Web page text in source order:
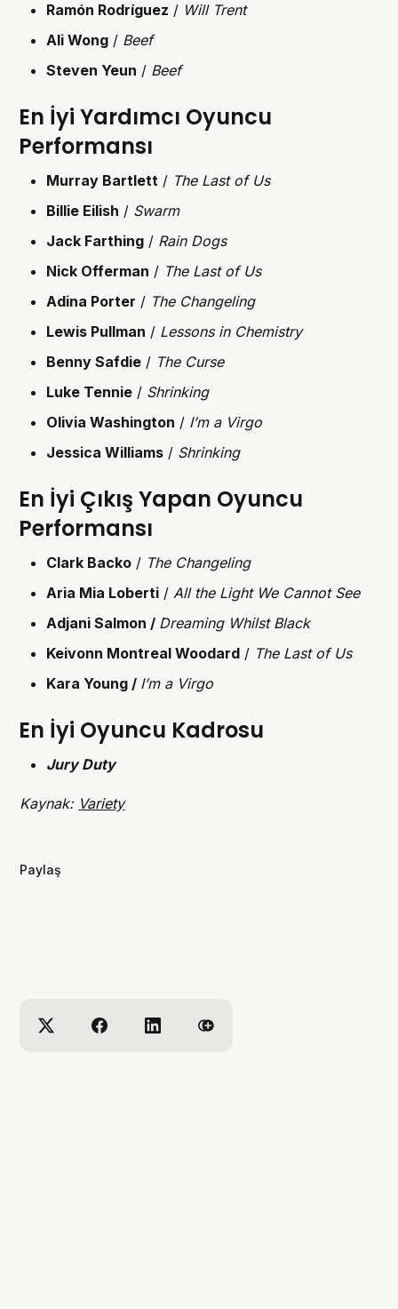
Ramón Rodríguez / Will Trent
Ali Wong / Beef
Steven Yeun / Beef
En İyi Yardımcı Oyuncu
Performansı
Murray Bartlett / The Last of Us
Billie Eilish / Swarm
Jack Farthing / Rain Dogs
Nick Offerman / The Last of Us
Adina Porter / The Changeling
Lewis Pullman / Lessons in Chemistry
Benny Safdie / The Curse
Luke Tennie / Shrinking
Olivia Washington / I’m a Virgo
Jessica Williams / Shrinking
En İyi Çıkış Yapan Oyuncu
Performansı
Clark Backo / The Changeling
Aria Mia Loberti /All the Light We Cannot See
Adjani Salmon / Dreaming Whilst Black
Keivonn Montreal Woodard / The Last of Us
Kara Young / I’m a Virgo
En İyi Oyuncu Kadrosu
Jury Duty
Kaynak: Variety
Paylaş